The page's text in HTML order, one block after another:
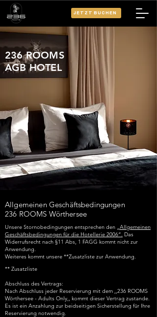
JETZT BUCHEN
236 ROOMS
AGB HOTEL
Allgemeinen Geschäftsbedingungen
236 ROOMS Wörthersee
Unsere Stornobedingungen entsprechen den „Allgemeinen
Geschäftsbedingungen für die Hotellerie 2006“. Das
Widerrufsrecht nach §11 Abs, 1 FAGG kommt nicht zur
Anwendung.
Weiteres kommt unsere **Zusatzliste zur Anwendung.
** Zusatzliste
Abschluss des Vertrags:
Nach Abschluss jeder Reservierung mit dem ,,236 ROOMS
Wörthersee - Adults Only,, kommt dieser Vertrag zustande.
Es ist ein Anzahlung zur beidseitigen Sicherstellung für Ihre
Reservierung notwendig.